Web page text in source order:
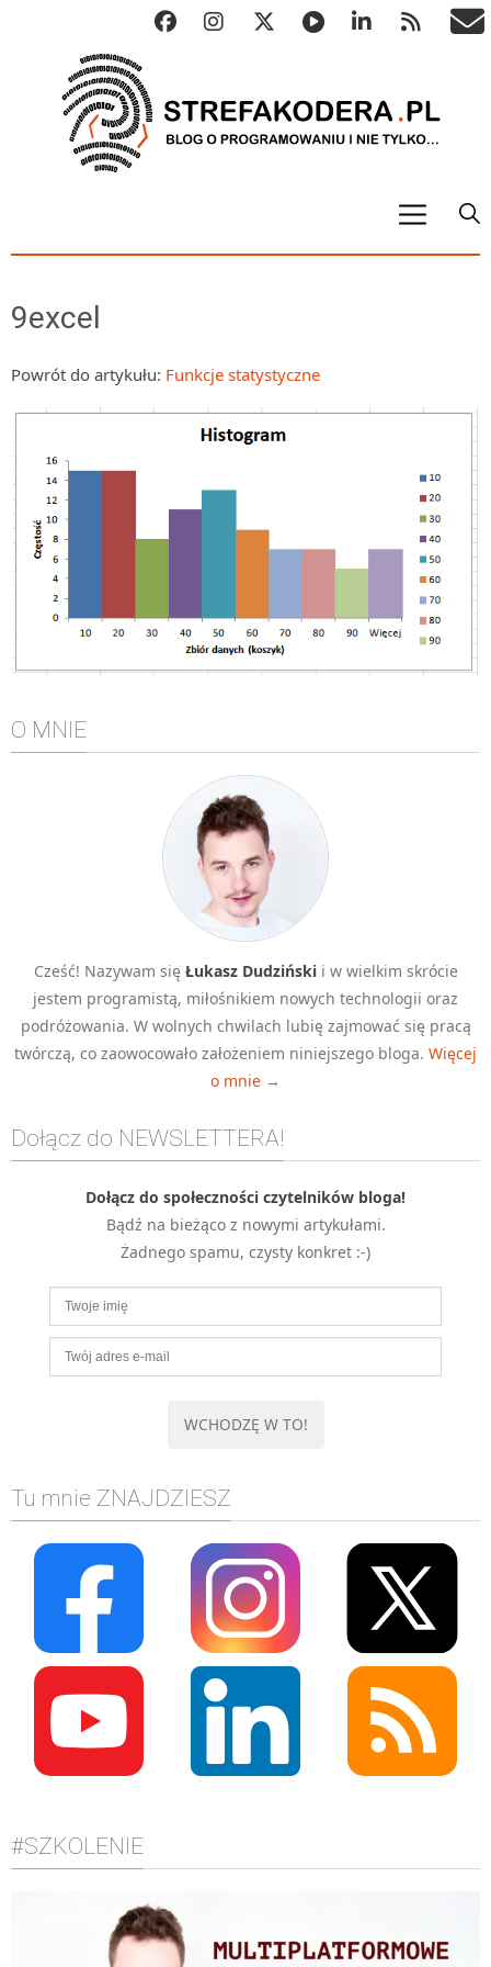
Metody numeryczne
Algorytmy sortowania
Algorytmy szyfrujące
C++
Elementarz Java
.htaccess
HTML 5
CSS 3
JavaScript
Django
PHP
WordPress
MOBILE
Android
BAZY
SQL
MySQL
TESTOWANIE
SIECI
EXCEL
WYDARZENIA
PO GODZINACH
9excel
Powrót do artykułu: Funkcje statystyczne
O MNIE
Cześć! Nazywam się Łukasz Dudzińskii w wielkim skrócie
jestem programistą, miłośnikiem nowych technologii oraz
podróżowania. W wolnych chwilach lubię zajmować się pracą
twórczą, co zaowocowało założeniem niniejszego bloga. Więcej
o mnie →
Dołącz do NEWSLETTERA!
Dołącz do społeczności czytelników bloga!
Bądź na bieżąco z nowymi artykułami.
Żadnego spamu, czysty konkret :-)
Tu mnie ZNAJDZIESZ
#SZKOLENIE